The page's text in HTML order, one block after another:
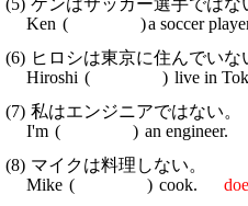
ケンはサッカー選手ではな
Ken
a soccer
ヒロシは東京に住んでいな
Hiroshi
live in
私はエンジニアではない。
I'm
an engineer.
マイクは料理しない。
Mike
cook.